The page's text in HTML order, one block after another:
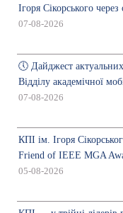
Ігоря Сікорського
07-08-2026
🕔 Дайджест
Відділу академічної
07-08-2026
КПІ ім. Ігоря
Friend of IEEE MGA
05-08-2026